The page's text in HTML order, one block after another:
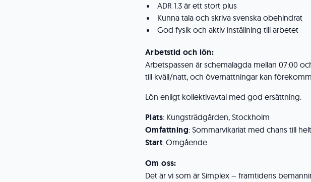
ADR 1.3 är ett stort plus
Kunna tala och skriva svenska obehindrat
God fysik och aktiv inställning till arbetet
Arbetstid och lön:
Arbetspassen är schemalagda mellan 07:00
till kväll/natt, och övernattningar kan
Lön enligt kollektivavtal med god ersättning.
Plats: Kungsträdgården, Stockholm
Omfattning: Sommarvikariat med chans till
Start: Omgående
Om oss:
Det är vi som är Simplex – framtidens